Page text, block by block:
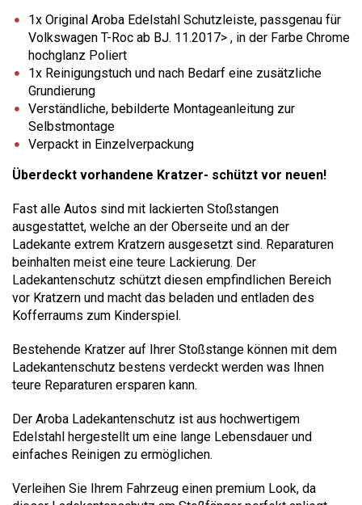
1x Original Aroba Edelstahl Schutzleiste, passgenau für
Volkswagen T-Roc ab BJ. 11.2017> , in der Farbe Chrome
hochglanz Poliert
1x Reinigungstuch und nach Bedarf eine zusätzliche
Grundierung
Verständliche, bebilderte Montageanleitung zur
Selbstmontage
Verpackt in Einzelverpackung
Überdeckt vorhandene Kratzer- schützt vor neuen!
Fast alle Autos sind mit lackierten Stoßstangen
ausgestattet, welche an der Oberseite und an der
Ladekante extrem Kratzern ausgesetzt sind. Reparaturen
beinhalten meist eine teure Lackierung. Der
Ladekantenschutz schützt diesen empfindlichen Bereich
vor Kratzern und macht das beladen und entladen des
Kofferraums zum Kinderspiel.
Bestehende Kratzer auf Ihrer Stoßstange können mit dem
Ladekantenschutz bestens verdeckt werden was Ihnen
teure Reparaturen ersparen kann.
Der Aroba Ladekantenschutz ist aus hochwertigem
Edelstahl hergestellt um eine lange Lebensdauer und
einfaches Reinigen zu ermöglichen.
Verleihen Sie Ihrem Fahrzeug einen premium Look, da